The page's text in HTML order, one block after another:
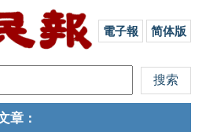
電子報 简体版
章 ：